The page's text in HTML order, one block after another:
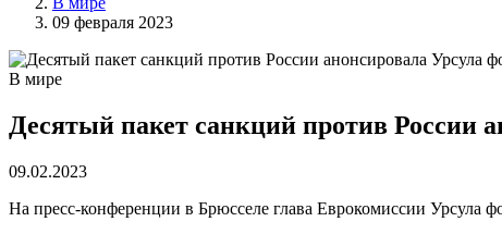
09 февраля 2023
В мире
Десятый пакет санкций против России
09.02.2023
На пресс-конференции в Брюсселе глава Еврокомиссии Урсула